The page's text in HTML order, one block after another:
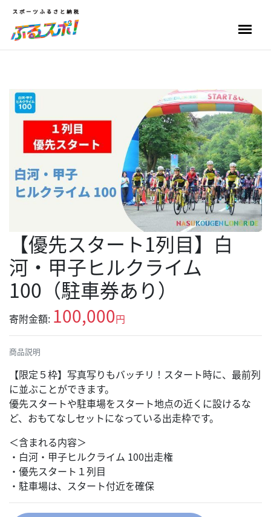
【優先スタート1列目】白
河・甲子ヒルクライム
100（駐車券あり）
寄附金額: 100,000円
商品説明
【限定５枠】写真写りもバッチリ！スタート時に、最前列
に並ぶことができます。
優先スタートや駐車場をスタート地点の近くに設けるな
ど、おもてなしセットになっている出走枠です。
＜含まれる内容＞
・白河・甲子ヒルクライム 100出走権
・優先スタート１列目
・駐車場は、スタート付近を確保